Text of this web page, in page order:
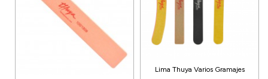
Lima Thuya Varios Gramajes